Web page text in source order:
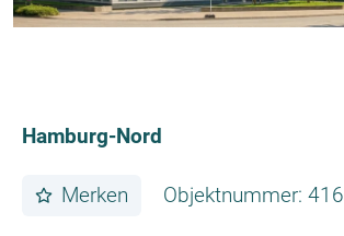
Hamburg-Nord
Merken Objektnummer: 416